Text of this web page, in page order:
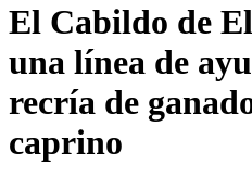
El Cabildo de
una línea de
recría de
caprino